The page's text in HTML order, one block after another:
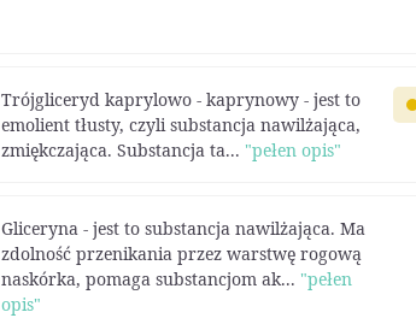
Trójgliceryd kaprylowo - kaprynowy - jest to
emolient tłusty, czyli substancja nawilżająca,
zmiękczająca. Substancja ta... "pełen opis"
Gliceryna - jest to substancja nawilżająca. Ma
zdolność przenikania przez warstwę rogową
naskórka, pomaga substancjom ak... "pełen
opis"